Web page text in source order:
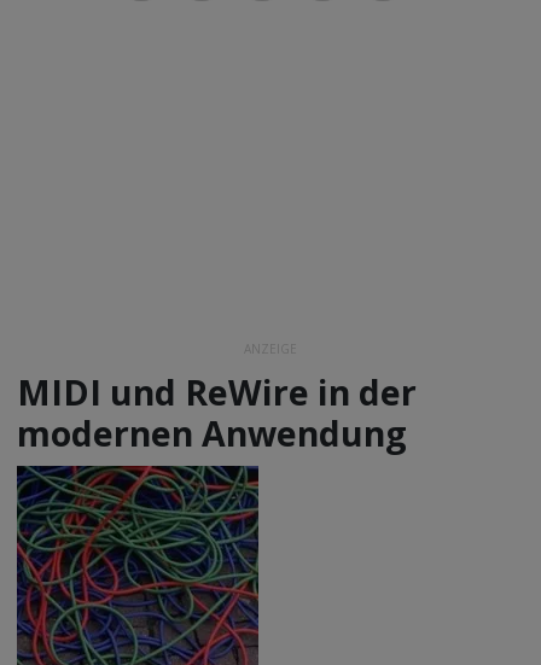
ANZEIGE
MIDI und ReWire in der
modernen Anwendung